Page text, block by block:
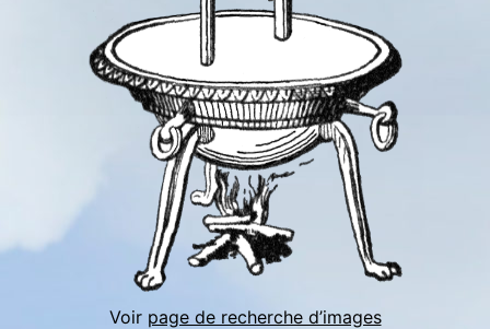
Voir page de recherche d’images